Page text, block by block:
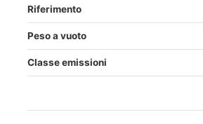
Riferimento
Peso a vuoto
Classe emissioni